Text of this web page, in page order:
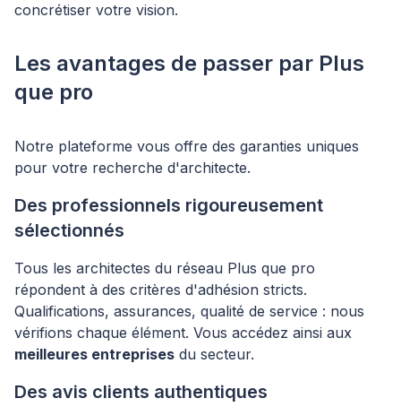
concrétiser votre vision.
Les avantages de passer par Plus
que pro
Notre plateforme vous offre des garanties uniques
pour votre recherche d'architecte.
Des professionnels rigoureusement
sélectionnés
Tous les architectes du réseau Plus que pro
répondent à des critères d'adhésion stricts.
Qualifications, assurances, qualité de service : nous
vérifions chaque élément. Vous accédez ainsi aux
meilleures entreprises du secteur.
Des avis clients authentiques